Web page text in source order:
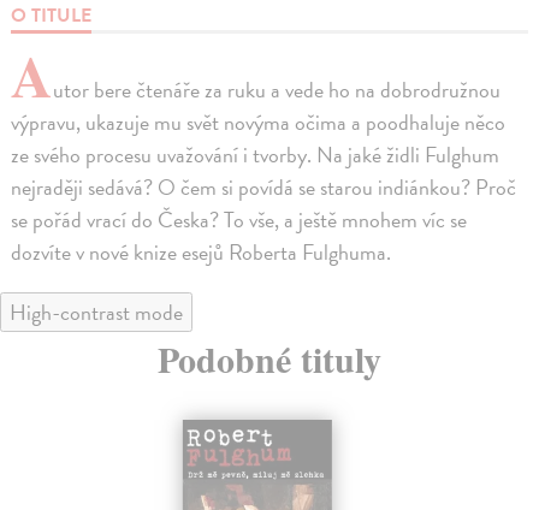
O TITULE
Autor bere čtenáře za ruku a vede ho na dobrodružnou
výpravu, ukazuje mu svět novýma očima a poodhaluje něco
ze svého procesu uvažování i tvorby. Na jaké židli Fulghum
nejraději sedává? O čem si povídá se starou indiánkou? Proč
se pořád vrací do Česka? To vše, a ještě mnohem víc se
dozvíte v nové knize esejů Roberta Fulghuma.
High-contrast mode
Podobné tituly